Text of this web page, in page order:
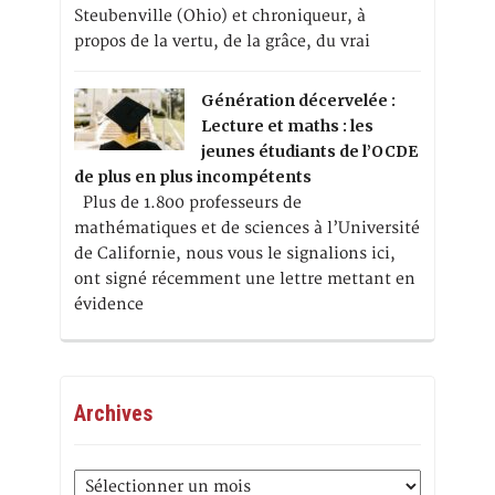
Steubenville (Ohio) et chroniqueur, à
propos de la vertu, de la grâce, du vrai
Génération décervelée :
Lecture et maths : les
jeunes étudiants de l’OCDE
de plus en plus incompétents
Plus de 1.800 professeurs de
mathématiques et de sciences à l’Université
de Californie, nous vous le signalions ici,
ont signé récemment une lettre mettant en
évidence
Archives
Archives